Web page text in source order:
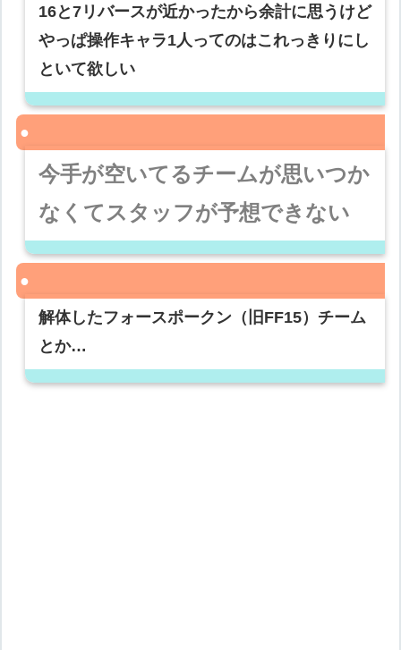
16と7リバースが近かったから余計に思うけど
やっぱ操作キャラ1人ってのはこれっきりにし
といて欲しい
今手が空いてるチームが思いつか
なくてスタッフが予想できない
解体したフォースポークン（旧FF15）チーム
とか…